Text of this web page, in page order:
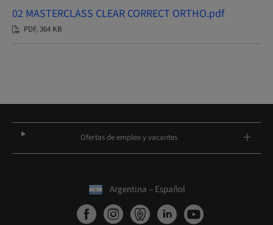
02 MASTERCLASS CLEAR CORRECT ORTHO.pdf
PDF, 364 KB
Ofertas de empleo y vacantes
Argentina – Español